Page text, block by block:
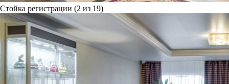
Стойка регистрации (2 из 19)